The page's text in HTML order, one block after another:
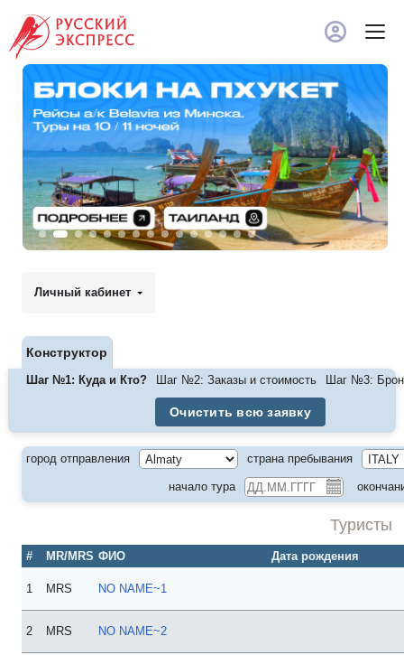
Личный
Конструктор
Шаг №1: Куда и Кто? Шаг №2: Заказы и стоимость Шаг №3:
город отправления страна пребывания
начало тура
Туристы
# MR/MRS ФИО Дата рождения
1 MRS NO NAME~1
2 MRS NO NAME~2